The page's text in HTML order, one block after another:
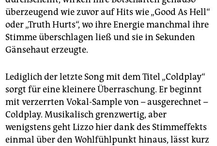
überzeugend wie zuvor auf Hits wie „Good As Hell“
oder „Truth Hurts“, wo ihre Energie manchmal ihre
Stimme überschlagen ließ und sie in Sekunden
Gänsehaut erzeugte.
Lediglich der letzte Song mit dem Titel „Coldplay“
sorgt für eine kleinere Überraschung. Er beginnt
mit verzerrten Vokal-Sample von – ausgerechnet –
Coldplay. Musikalisch grenzwertig, aber
wenigstens geht Lizzo hier dank des Stimmeffekts
einmal über den Wohlfühlpunkt hinaus, lässt kurz